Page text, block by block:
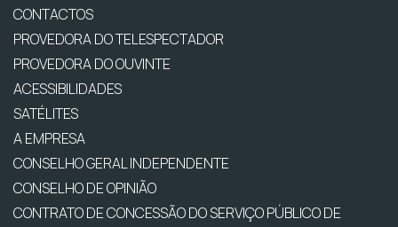
CONTACTOS
PROVEDORA DO TELESPECTADOR
PROVEDORA DO OUVINTE
ACESSIBILIDADES
SATÉLITES
A EMPRESA
CONSELHO GERAL INDEPENDENTE
CONSELHO DE OPINIÃO
CONTRATO DE CONCESSÃO DO SERVIÇO PÚBLICO DE